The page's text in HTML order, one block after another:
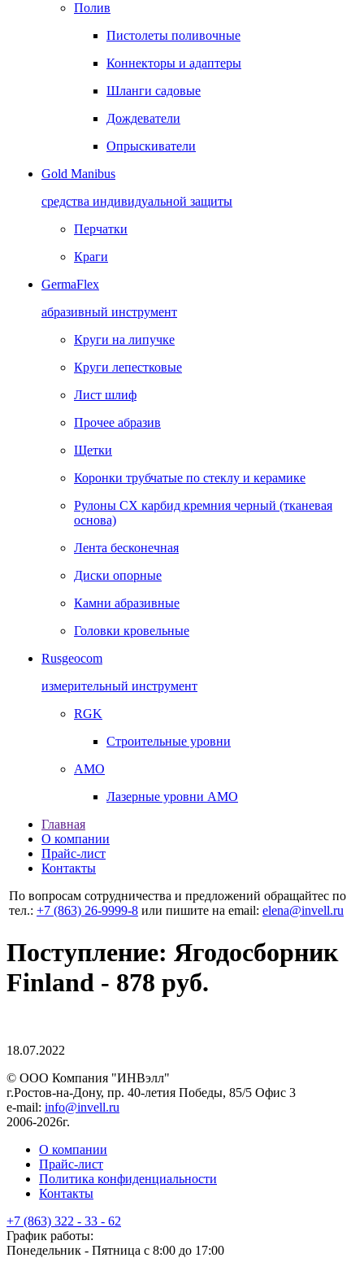
Полив
Пистолеты поливочные
Коннекторы и адаптеры
Шланги садовые
Дождеватели
Опрыскиватели
Gold Manibus
средства индивидуальной защиты
Перчатки
Краги
GermaFlex
абразивный инструмент
Круги на липучке
Круги лепестковые
Лист шлиф
Прочее абразив
Щетки
Коронки трубчатые по стеклу и керамике
Рулоны CX карбид кремния черный (тканевая
основа)
Лента бесконечная
Диски опорные
Камни абразивные
Головки кровельные
Rusgeocom
измерительный инструмент
RGK
Строительные уровни
AMO
Лазерные уровни AMO
Главная
О компании
Прайс-лист
Контакты
По вопросам сотрудничества и предложений обращайтес по
тел.: +7 (863) 26‐9999‐8 или пишите на email: elena@invell.ru
Поступление: Ягодосборник
Finland - 878 руб.
18.07.2022
© ООО Компания "ИНВэлл"
г.Ростов-на-Дону, пр. 40-летия Победы, 85/5 Офис 3
e-mail: info@invell.ru
2006-2026г.
О компании
Прайс-лист
Политика конфиденциальности
Контакты
+7 (863) 322 - 33 - 62
График работы:
Понедельник - Пятница с 8:00 до 17:00